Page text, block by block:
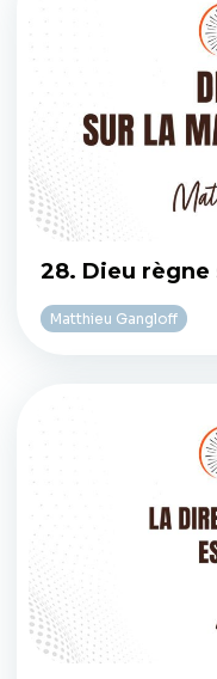
28. Dieu
Matthieu Gangloff